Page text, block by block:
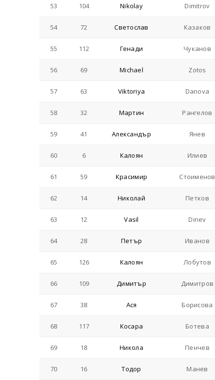
53 104 Nikolay Dimitrov
54 72 Светослав Казаков
55 112 Генади Чуканов
56 69 Michael Zotos
57 63 Viktoriya Danova
58 32 Мартин Рангелов
59 41 Александър Янев
60 6 Калоян Илиев
61 59 Красимир Стоименов
62 14 Николай Петков
63 12 Vasil Dinev
64 28 Петър Иванов
65 126 Калоян Лобутов
66 109 Димитър Димитров
67 38 Ася Борисова
68 117 Косара Ботева
69 18 Никола Пенчев
70 16 Тодор Манев